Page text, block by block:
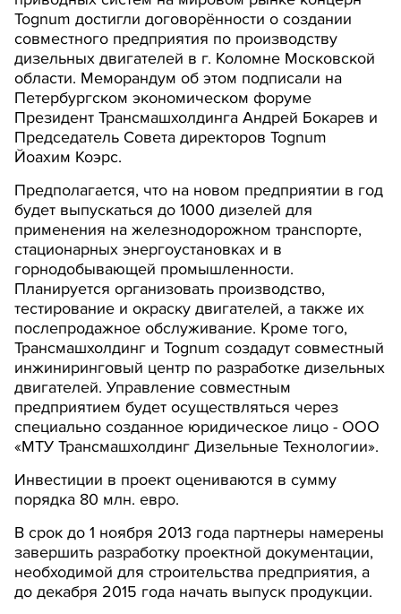
Tognum достигли договорённости о создании
совместного предприятия по производству
дизельных двигателей в г. Коломне Московской
области. Меморандум об этом подписали на
Петербургском экономическом форуме
Президент Трансмашхолдинга Андрей Бокарев и
Председатель Совета директоров Tognum
Йоахим Коэрс.
Предполагается, что на новом предприятии в год
будет выпускаться до 1000 дизелей для
применения на железнодорожном транспорте,
стационарных энергоустановках и в
горнодобывающей промышленности.
Планируется организовать производство,
тестирование и окраску двигателей, а также их
послепродажное обслуживание. Кроме того,
Трансмашхолдинг и Tognum создадут совместный
инжиниринговый центр по разработке дизельных
двигателей. Управление совместным
предприятием будет осуществляться через
специально созданное юридическое лицо - ООО
«МТУ Трансмашхолдинг Дизельные Технологии».
Инвестиции в проект оцениваются в сумму
порядка 80 млн. евро.
В срок до 1 ноября 2013 года партнеры намерены
завершить разработку проектной документации,
необходимой для строительства предприятия, а
до декабря 2015 года начать выпуск продукции.